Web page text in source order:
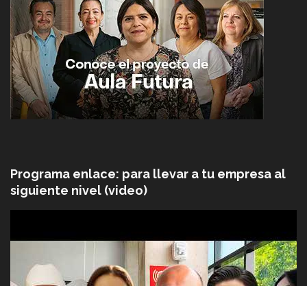
Programa enlace: para llevar a tu empresa al
siguiente nivel (video)